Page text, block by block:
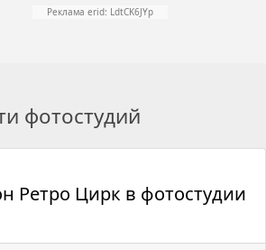
Реклама erid: LdtCK6JYp
фотостудий
Ретро Цирк в фотостудии